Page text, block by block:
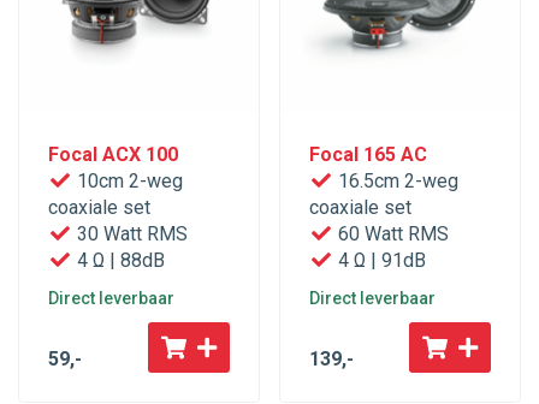
Focal ACX 100
10cm 2-weg
coaxiale set
30 Watt RMS
4 Ω | 88dB
Direct leverbaar
59,-
Focal 165 AC
16.5cm 2-weg
coaxiale set
60 Watt RMS
4 Ω | 91dB
Direct leverbaar
139,-